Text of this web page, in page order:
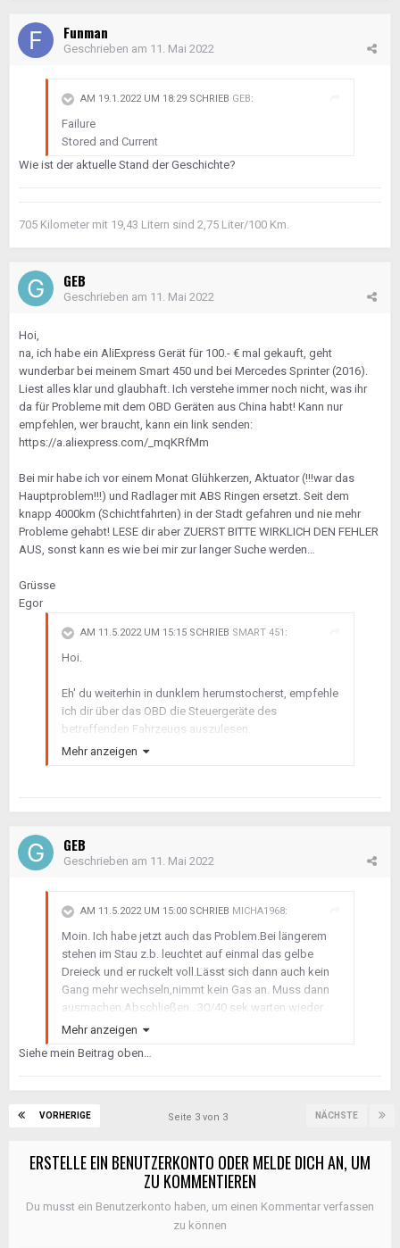
Funman
Geschrieben am 11. Mai 2022
AM 19.1.2022 UM 18:29 SCHRIEB GEB:
Failure
Stored and Current
Wie ist der aktuelle Stand der Geschichte?
705 Kilometer mit 19,43 Litern sind 2,75 Liter/100 Km.
GEB
Geschrieben am 11. Mai 2022
Hoi,
na, ich habe ein AliExpress Gerät für 100.- € mal gekauft, geht
wunderbar bei meinem Smart 450 und bei Mercedes Sprinter (2016).
Liest alles klar und glaubhaft. Ich verstehe immer noch nicht, was ihr
da für Probleme mit dem OBD Geräten aus China habt! Kann nur
empfehlen, wer braucht, kann ein link senden:
https://a.aliexpress.com/_mqKRfMm
Bei mir habe ich vor einem Monat Glühkerzen, Aktuator (!!!war das
Hauptproblem!!!) und Radlager mit ABS Ringen ersetzt. Seit dem
knapp 4000km (Schichtfahrten) in der Stadt gefahren und nie mehr
Probleme gehabt! LESE dir aber ZUERST BITTE WIRKLICH DEN FEHLER
AUS, sonst kann es wie bei mir zur langer Suche werden…
Grüsse
Egor
AM 11.5.2022 UM 15:15 SCHRIEB SMART 451 :
Hoi.
Eh' du weiterhin in dunklem herumstocherst, empfehle
ich dir über das OBD die Steuergeräte des
betreffenden Fahrzeugs auszulesen.
Fall du selbst keins hast, empfehle ich dir, dass du
Tipp:
deinem Fahrzeug verbinden will/kann.
der Diagnose nur Verwirrung.
Viel Erfolg bei Finden des Fehlers.
Mehr anzeigen
GEB
Geschrieben am 11. Mai 2022
AM 11.5.2022 UM 15:00 SCHRIEB MICHA1968:
Moin. Ich habe jetzt auch das Problem.Bei längerem
stehen im Stau z.b. leuchtet auf einmal das gelbe
Dreieck und er ruckelt voll.Lässt sich dann auch kein
Gang mehr wechseln,nimmt kein Gas an. Muss dann
ausmachen,Abschließen...30/40 sek warten wieder
aufmachen und dann geht er wieder.Na das kann ja
das es der Querbeschleunigungssensor sein kann?
Mehr anzeigen
Siehe mein Beitrag oben…
VORHERIGE NÄCHSTE
Seite 3 von 3
ERSTELLE EIN BENUTZERKONTO ODER MELDE DICH AN, UM
ZU KOMMENTIEREN
Du musst ein Benutzerkonto haben, um einen Kommentar verfassen
zu können